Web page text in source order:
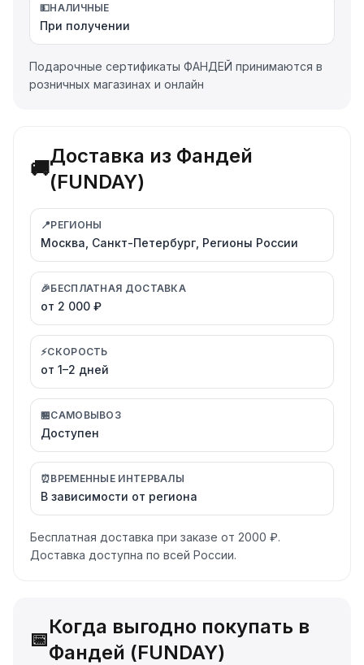
💵НАЛИЧНЫЕ
При получении
Подарочные сертификаты ФАНДЕЙ принимаются в
розничных магазинах и онлайн
🚚
Доставка из Фандей
(FUNDAY)
📍РЕГИОНЫ
Москва, Санкт-Петербург, Регионы России
🎉БЕСПЛАТНАЯ ДОСТАВКА
от 2 000 ₽
⚡СКОРОСТЬ
от 1–2 дней
🏪САМОВЫВОЗ
Доступен
⏰ВРЕМЕННЫЕ ИНТЕРВАЛЫ
В зависимости от региона
Бесплатная доставка при заказе от 2000 ₽.
Доставка доступна по всей России.
📅
Когда выгодно покупать в
Фандей (FUNDAY)